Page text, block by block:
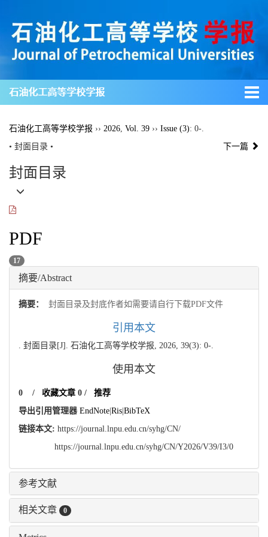
石油化工高等学校学报
石油化工高等学校学报 ›› 2026 Vol. 39 ›› Issue (3): 0-.
• 封面目录 •
下一篇
封面目录
PDF
17
摘要/Abstract
摘要： 封面目录及封底作者如需要请自行下载PDF文件
引用本文
. 封面目录[J]. 石油化工高等学校学报, 2026, 39(3): 0-.
使用本文
0 / 收藏文章 0 / 推荐
导出引用管理器 EndNote Ris BibTeX
链接本文: https://journal.lnpu.edu.cn/syhg/CN/
https://journal.lnpu.edu.cn/syhg/CN/Y2026/V39/I3/0
参考文献
相关文章 0